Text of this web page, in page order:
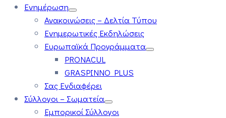
Ενημέρωση
Ανακοινώσεις – Δελτία Τύπου
Ενημερωτικές Εκδηλώσεις
Ευρωπαϊκά Προγράμματα
PRONACUL
GRASPINNO PLUS
Σας Ενδιαφέρει
Σύλλογοι – Σωματεία
Εμπορικοί Σύλλογοι